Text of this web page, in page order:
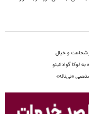
شجاعت و خیال
لوکا گوادانینو
«نی‌ناله»